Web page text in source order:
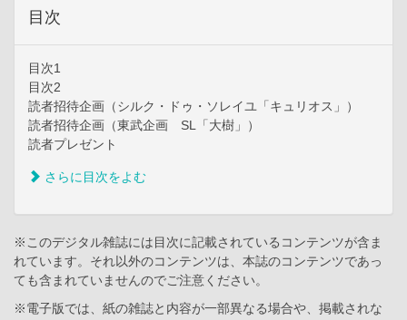
目次
目次1
目次2
読者招待企画（シルク・ドゥ・ソレイユ「キュリオス」）
読者招待企画（東武企画 SL「大樹」）
読者プレゼント
さらに目次をよむ
※このデジタル雑誌には目次に記載されているコンテンツが含ま
れています。それ以外のコンテンツは、本誌のコンテンツであっ
ても含まれていませんのでご注意ください。
※電子版では、紙の雑誌と内容が一部異なる場合や、掲載されな